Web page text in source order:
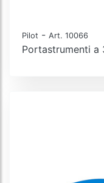
Pilot - Art. 10066
Portastrumenti